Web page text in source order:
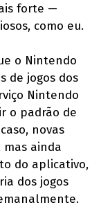
forte —
como eu.
o Nintendo
de jogos dos
Nintendo
o padrão de
novas
ainda
do aplicativo,
dos jogos